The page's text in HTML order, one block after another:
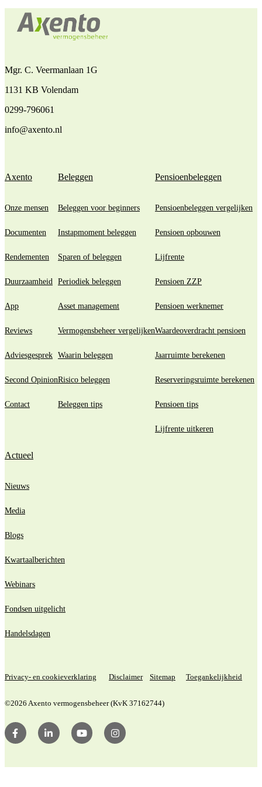
Mgr. C. Veermanlaan 1G
1131 KB Volendam
0299-796061
info@axento.nl
Axento
Onze mensen
Documenten
Rendementen
Duurzaamheid
App
Reviews
Adviesgesprek
Second Opinion
Contact
Beleggen
Beleggen voor beginners
Instapmoment beleggen
Sparen of beleggen
Periodiek beleggen
Asset management
Vermogensbeheer vergelijken
Waarin beleggen
Risico beleggen
Beleggen tips
Pensioenbeleggen
Pensioenbeleggen vergelijken
Pensioen opbouwen
Lijfrente
Pensioen ZZP
Pensioen werknemer
Waardeoverdracht pensioen
Jaarruimte berekenen
Reserveringsruimte berekenen
Pensioen tips
Lijfrente uitkeren
Actueel
Nieuws
Media
Blogs
Kwartaalberichten
Webinars
Fondsen uitgelicht
Handelsdagen
Privacy- en cookieverklaring Disclaimer Sitemap Toegankelijkheid
©2026 Axento vermogensbeheer (KvK 37162744)